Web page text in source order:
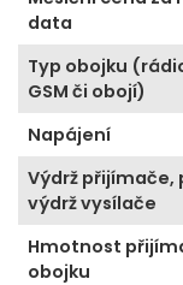
data
Typ obojku
GSM či obojí)
Napájení
Výdrž přijímače,
výdrž vysílače
Hmotnost
obojku